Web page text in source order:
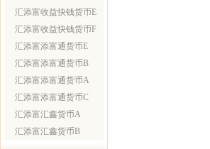
汇添富收益快钱货币E
汇添富收益快钱货币F
汇添富添富通货币E
汇添富添富通货币B
汇添富添富通货币A
汇添富添富通货币C
汇添富汇鑫货币A
汇添富汇鑫货币B